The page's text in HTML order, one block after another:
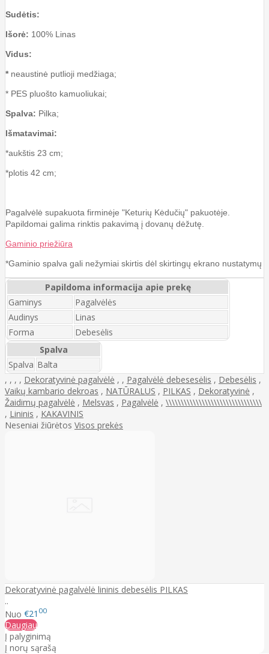
Sudėtis:
Išorė: 100% Linas
Vidus:
*neaustinė putlioji medžiaga;
* PES pluošto kamuoliukai;
Spalva: Pilka;
Išmatavimai:
*aukštis 23 cm;
*plotis 42 cm;
Pagalvėlė supakuota firminėje "Keturių Kėdučių" pakuotėje.
Papildomai galima rinktis pakavimą į dovanų dėžutę.
Gaminio priežiūra
*Gaminio spalva gali nežymiai skirtis dėl skirtingų ekrano nustatymų
Papildoma informacija apie prekę
Gaminys
Pagalvėlės
Audinys
Linas
Forma
Debesėlis
Spalva
Spalva Balta
, , , , Dekoratyvinė pagalvėlė , , Pagalvėlė debesesėlis , Debesėlis ,
Vaikų kambario dekroas , NATŪRALUS , PILKAS , Dekoratyvinė ,
Žaidimų pagalvėlė , Melsvas , Pagalvėlė , \\\\\\\\\\\\\\\\\\\\\\\\\\\\\\\\
, Lininis , KAKAVINIS
Neseniai žiūrėtos Visos prekės
Dekoratyvinė pagalvėlė lininis debesėlis PILKAS
..
Nuo €21 00
Daugiau
Į palyginimą
Į norų sąrašą